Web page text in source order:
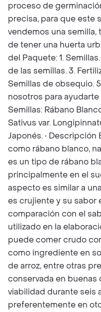
proceso de
precisa, para que este
vendemos una
de tener una huerta
del Paquete: 1.
de las semillas. 3.
Semillas de obsequio.
nosotros para
Semillas: Rábano
Sativus var.
Japonés. •
como rábano blanco,
es un tipo de rábano
principalmente en el
aspecto es similar a
es crujiente y su sabor
comparación con el
utilizado en la
puede comer crudo
como ingrediente en
de arroz, entre otras
conservada en
viabilidad durante seis
preferentemente en